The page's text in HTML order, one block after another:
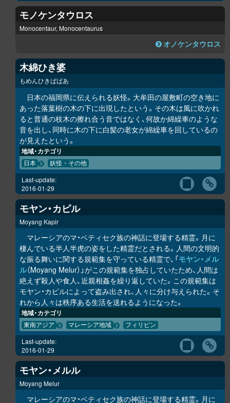
モノケンタウロス
Monocentaur, Monocentaurus
オノケンタウロス
木綿ひき婆
もめんひきばばあ
日本の福岡県に伝えられる妖怪。大牟田の屋敷町の空き地に
あった落葉樹の木の下に出現したという。その木は風に吹かれ
ると普通の枝木の擦れ合う音ではなく、何故か綿繰車のような
音を出し、同時に木の下に白髪の老女が綿繰車を回しているの
が見えたという。
地域・カテゴリ
日本 妖怪・その他
Last-update:
2016-01-29
モヤン・カピル
Moyang Kapir
マレーシアのマ・ベティセク族の神話に登場する精霊。月に
棲んでいる半人半虎の姿をした精霊だとされる。人間の文明的
な振る舞いに関する規範集を守っている精霊で、「モヤン・メル
ル（Moyang Melur）」がこの規範集を独占していたため、人間は
絶えず殺人や食人、近親相姦を繰り返していた。この規範集は
モヤン・カピルによって盗み出され、人々に分け与えられた。そ
れから人々は秩序ある生活を送れるようになった。
地域・カテゴリ
東南アジア マレーシア地域 フィリピン
Last-update:
2016-01-29
モヤン・メルル
Moyang Melur
マレーシアのマ・ベティセク族の神話に登場する精霊。月に